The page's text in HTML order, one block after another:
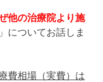
他の治療院より施
についてお話しま
費相場（実費）は